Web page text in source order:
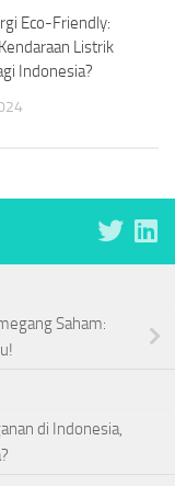
Eco-Friendly:
Listrik
Indonesia?
Saham:
di Indonesia,